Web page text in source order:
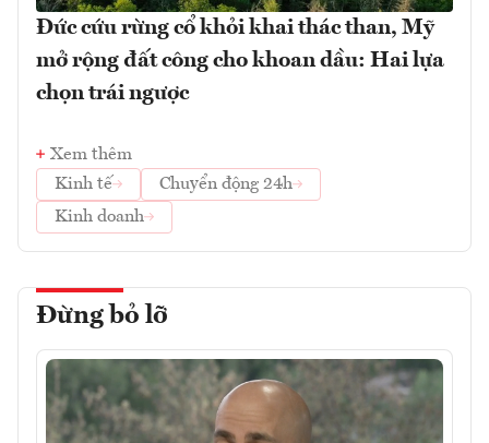
Đức cứu rừng cổ khỏi khai thác than, Mỹ
mở rộng đất công cho khoan dầu: Hai lựa
chọn trái ngược
Xem thêm
Kinh tế
Chuyển động 24h
Kinh doanh
Đừng bỏ lỡ